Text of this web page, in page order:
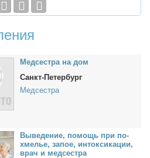
Мед­сест­ра на дом
Санкт-Петербург
Медсестра
Вы­ве­де­ние, по­мощь при по­
хме­лье, за­пое, ин­ток­си­ка­ции,
врач и мед­сест­ра